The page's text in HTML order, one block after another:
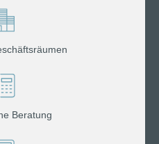
Beratung